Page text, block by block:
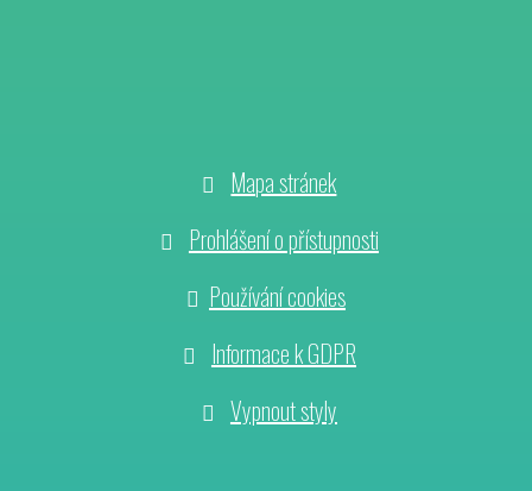
Mapa stránek
Prohlášení o přístupnosti
Používání cookies
Informace k GDPR
Vypnout styly